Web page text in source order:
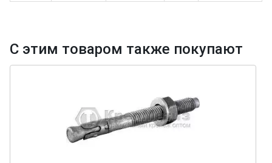
С этим товаром также покупают